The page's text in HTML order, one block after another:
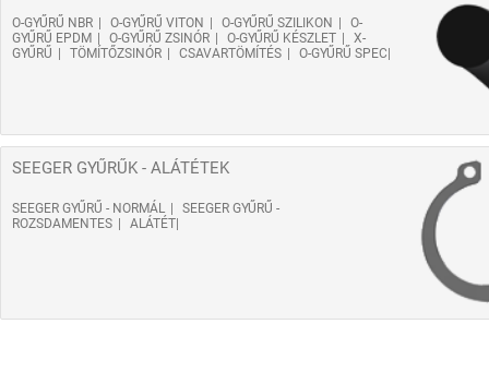
O-GYŰRŰ NBR O-GYŰRŰ VITON O-GYŰRŰ SZILIKON
O-
GYŰRŰ EPDM
O-GYŰRŰ ZSINÓR O-GYŰRŰ KÉSZLET
X-
GYŰRŰ
TÖMÍTŐZSINÓR CSAVARTÖMÍTÉS O-GYŰRŰ SPEC
SEEGER GYŰRŰK - ALÁTÉTEK
SEEGER GYŰRŰ - NORMÁL
SEEGER GYŰRŰ -
ROZSDAMENTES
ALÁTÉT